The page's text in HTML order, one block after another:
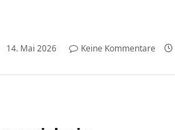
14. Mai 2026 Keine Kommentare